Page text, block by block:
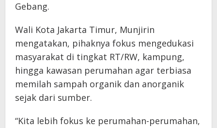
Gebang.
Wali Kota Jakarta Timur, Munjirin
mengatakan, pihaknya fokus mengedukasi
masyarakat di tingkat RT/RW, kampung,
hingga kawasan perumahan agar terbiasa
memilah sampah organik dan anorganik
sejak dari sumber.
“Kita lebih fokus ke perumahan-perumahan,